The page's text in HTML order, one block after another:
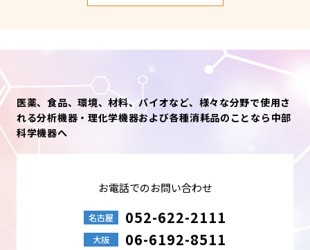
医薬、食品、環境、材料、バイオなど、様々な分野で使用さ
れる分析機器・理化学機器および各種消耗品のことなら中部
科学機器へ
お電話でのお問い合わせ
名古屋 052-622-2111
大阪 06-6192-8511